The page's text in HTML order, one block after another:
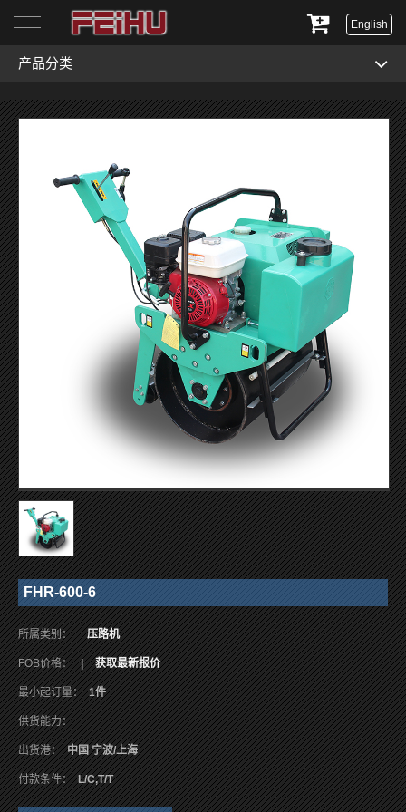
English
产品分类
FHR-600-6
所属类别： 压路机
FOB价格： | 获取最新报价
最小起订量： 1件
供货能力：
出货港： 中国 宁波/上海
付款条件： L/C,T/T
首页
关于我们
服务与支持